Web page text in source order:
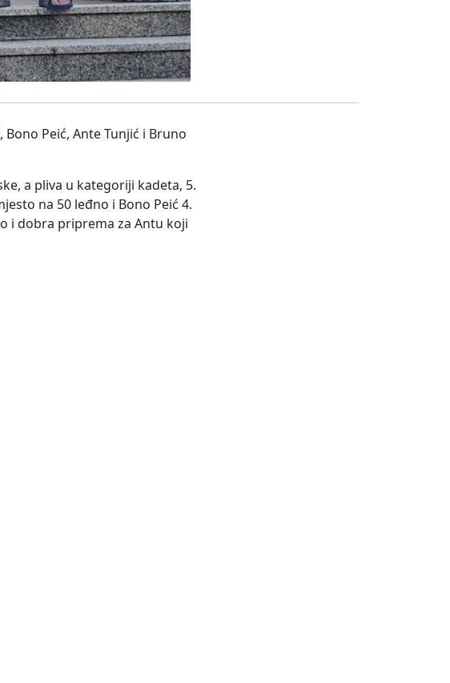
Peić, Ante Tunjić i Bruno
a pliva u kategoriji kadeta, 5.
na 50 leđno i Bono Peić 4.
i dobra priprema za Antu koji